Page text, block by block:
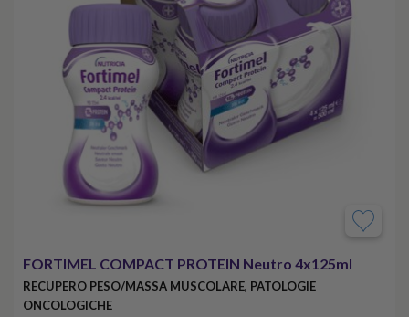
FORTIMEL COMPACT PROTEIN Neutro 4x125ml
RECUPERO PESO/MASSA MUSCOLARE, PATOLOGIE
ONCOLOGICHE